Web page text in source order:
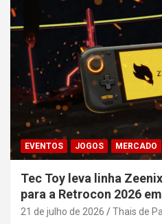
EVENTOS JOGOS MERCADO
Tec Toy leva linha
para a Retrocon 2026
21 de julho de 2026 Thais de